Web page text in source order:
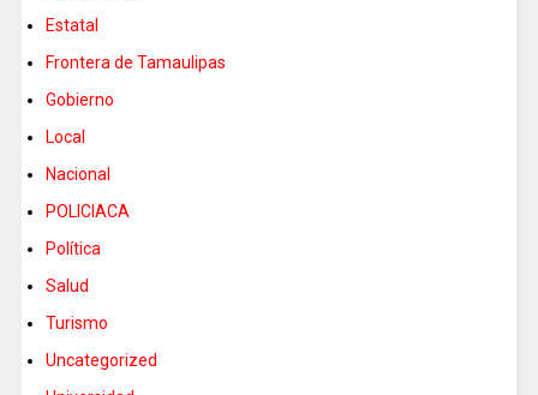
Estatal
Frontera de Tamaulipas
Gobierno
Local
Nacional
POLICIACA
Política
Salud
Turismo
Uncategorized